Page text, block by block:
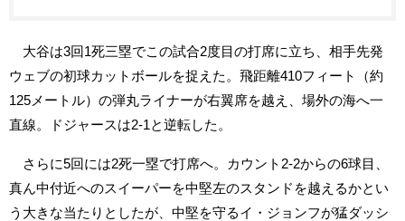
大谷は3回1死三塁でこの試合2度目の打席に立ち、相手先発
ウェブの初球カットボールを捉えた。飛距離410フィート（約
125メートル）の弾丸ライナーが右翼席を越え、場外の海へ一
直線。ドジャースは2-1と逆転した。
さらに5回には2死一塁で打席へ。カウント2-2からの6球目、
真ん中付近へのスイーパーを中堅左のスタンドを越えるかとい
う大きな当たりとしたが、中堅を守るイ・ジョンフが猛ダッシ